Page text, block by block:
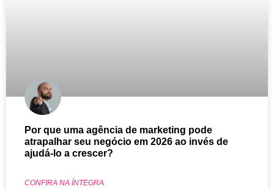
Por que uma agência de marketing pode
atrapalhar seu negócio em 2026 ao invés de
ajudá-lo a crescer?
CONFIRA NA ÍNTEGRA